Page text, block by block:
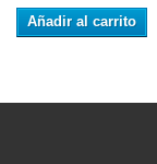
Añadir al carrito